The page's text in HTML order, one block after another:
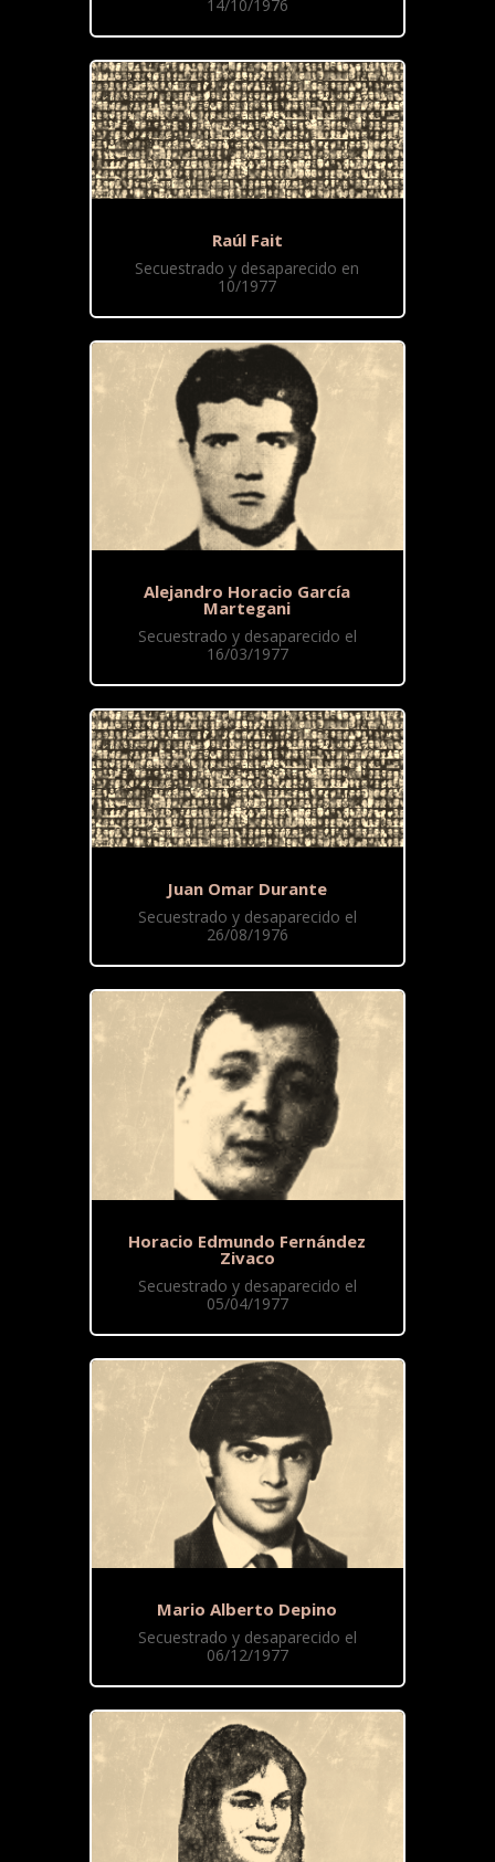
14/10/1976
Raúl Fait
Secuestrado y desaparecido en
10/1977
Alejandro Horacio García
Martegani
Secuestrado y desaparecido el
16/03/1977
Juan Omar Durante
Secuestrado y desaparecido el
26/08/1976
Horacio Edmundo Fernández
Zivaco
Secuestrado y desaparecido el
05/04/1977
Mario Alberto Depino
Secuestrado y desaparecido el
06/12/1977